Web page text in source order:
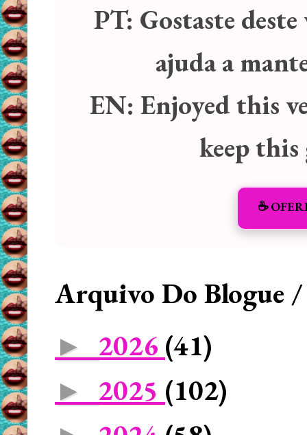
PT: Gostaste
ajuda a
EN: Enjoyed this
keep
☕️
Arquivo Do Blogue
► 2026 (41)
► 2025 (102)